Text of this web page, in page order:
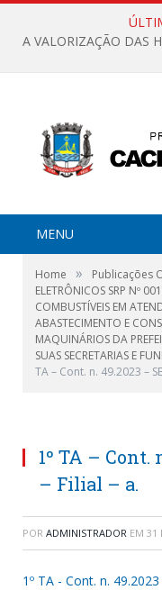
MENU
Home » Publicações
ELETRÔNICOS SRP Nº
COMBUSTÍVEIS EM
ABASTECIMENTO E
MAQUINÁRIOS DA
SUAS SECRETARIAS E
TA – Cont. n. 49.2023 –
1º TA – Cont.
– Filial – a.
POR ADMINISTRADOR EM 31
1º TA - Cont. n.